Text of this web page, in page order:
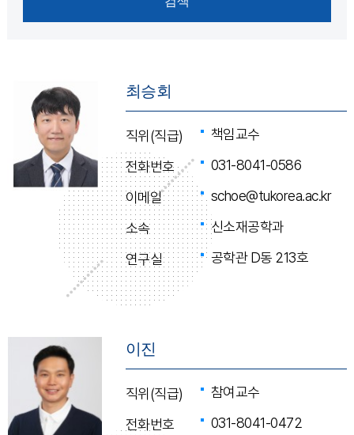
최승회
직위(직급)
책임교수
전화번호
031-8041-0586
이메일
schoe@tukorea.ac.kr
소속
신소재공학과
연구실
공학관 D동 213호
이진
직위(직급)
참여교수
전화번호
031-8041-0472